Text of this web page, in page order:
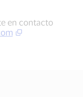
en contacto